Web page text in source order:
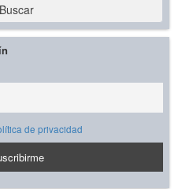
Buscar
de privacidad